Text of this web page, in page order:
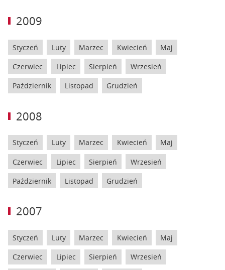
2009
Styczeń Luty Marzec Kwiecień Maj
Czerwiec Lipiec Sierpień Wrzesień
Październik Listopad Grudzień
2008
Styczeń Luty Marzec Kwiecień Maj
Czerwiec Lipiec Sierpień Wrzesień
Październik Listopad Grudzień
2007
Styczeń Luty Marzec Kwiecień Maj
Czerwiec Lipiec Sierpień Wrzesień